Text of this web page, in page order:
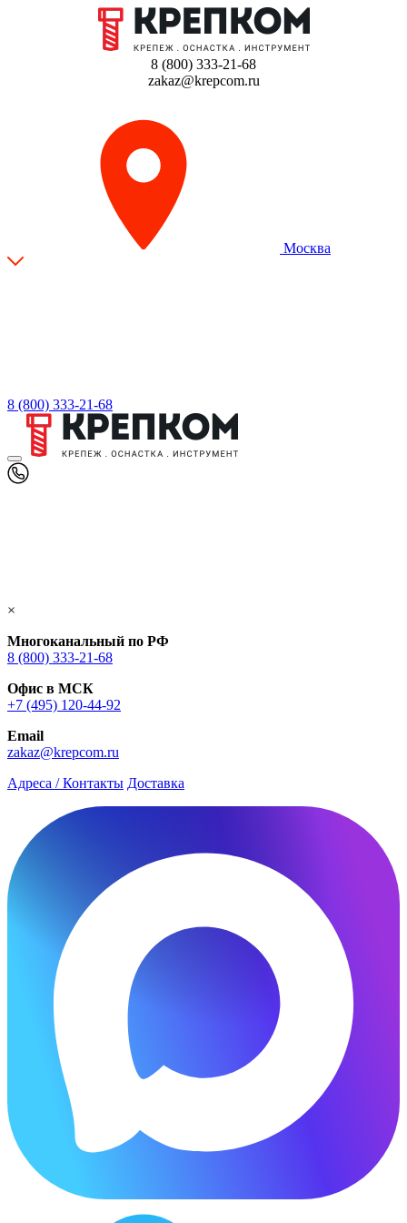
8 (800) 333-21-68
zakaz@krepcom.ru
Москва
8 (800) 333-21-68
×
Многоканальный по РФ
8 (800) 333‑21-68
Офис в МСК
+7 (495) 120-44-92
Email
zakaz@krepcom.ru
Адреса / Контакты Доставка